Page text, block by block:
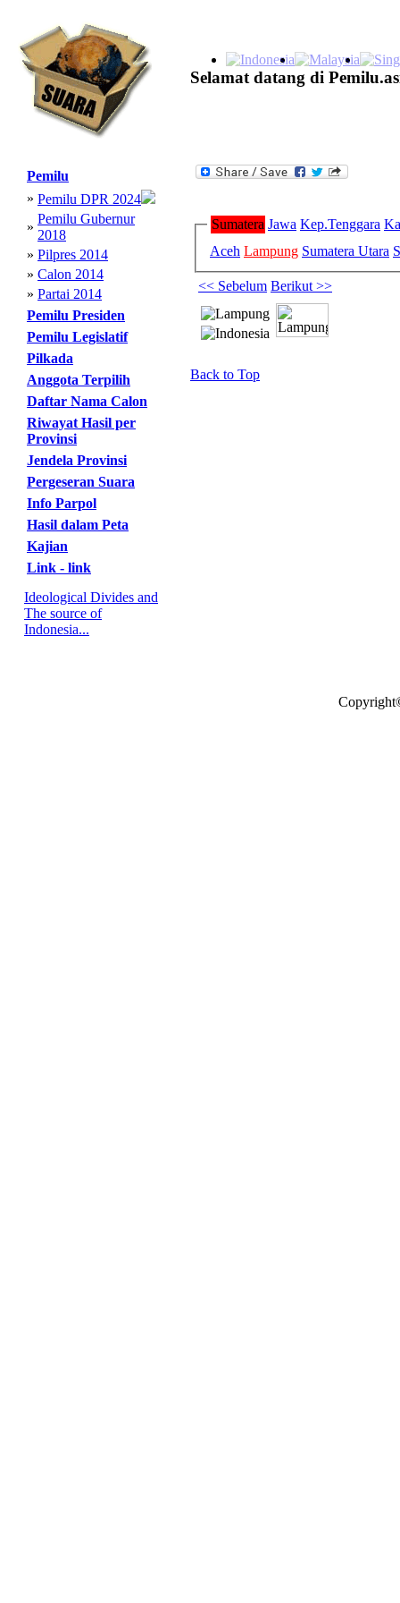
Selamat datang di
Pemilu
» Pemilu DPR 2024
»
Pemilu Gubernur
2018
» Pilpres 2014
» Calon 2014
» Partai 2014
Pemilu Presiden
Pemilu Legislatif
Pilkada
Anggota Terpilih
Daftar Nama Calon
Riwayat Hasil per
Provinsi
Jendela Provinsi
Pergeseran Suara
Info Parpol
Hasil dalam Peta
Kajian
Link - link
Ideological Divides and
The source of
Indonesia...
Sumatera Jawa Kep.Tenggara
Aceh Lampung Sumatera Utara
<< Sebelum Berikut >>
Back to Top